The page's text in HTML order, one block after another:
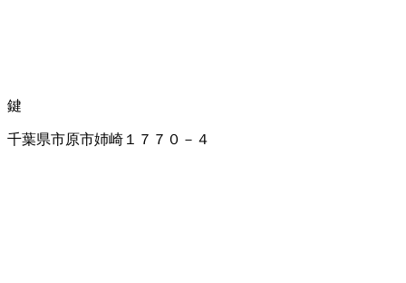
鍵
千葉県市原市姉崎１７７０－４